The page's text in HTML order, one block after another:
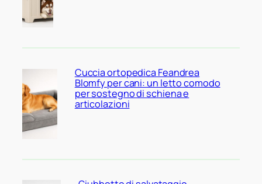
Cuccia ortopedica Feandrea
Blomfy per cani: un letto comodo
per sostegno di schiena e
articolazioni